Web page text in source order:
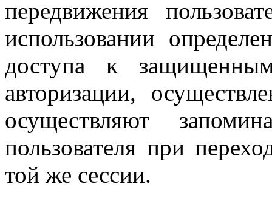
передвижения
использовании
доступа к
авторизации,
осуществляют
пользователя при
той же сессии.